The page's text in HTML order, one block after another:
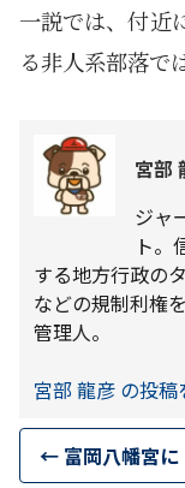
一説では、付近
る非人系部落で
宮部
ジャ
ト。信
する地方行政の
などの規制利権
管理人。
宮部 龍彦 の投
← 富岡八幡宮